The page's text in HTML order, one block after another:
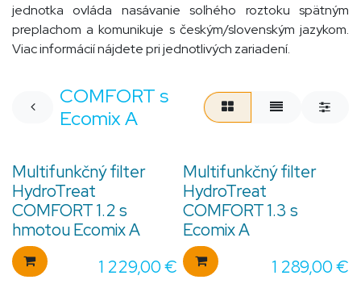
jednotka ovláda nasávanie soľného roztoku spätným
preplachom a komunikuje s českým/slovenským jazykom.
Viac informácií nájdete pri jednotlivých zariadení.
COMFORT s
Ecomix A
Multifunkčný filter
HydroTreat
COMFORT 1.2 s
hmotou Ecomix A
1 229,00€
Multifunkčný filter
HydroTreat
COMFORT 1.3 s
Ecomix A
1 289,00€